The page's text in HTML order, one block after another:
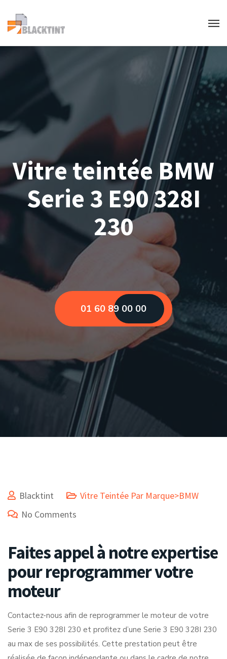
Vitre teintée BMW
Serie 3 E90 328I
230
01 60 89 00 00
Blacktint
Vitre Teintée Par Marque>BMW
No Comments
Faites appel à notre expertise
pour reprogrammer votre
moteur
Contactez-nous afin de reprogrammer le moteur de votre
Serie 3 E90 328I 230 et profitez d’une Serie 3 E90 328I 230
au max de ses possibilités. Cette prestation peut être